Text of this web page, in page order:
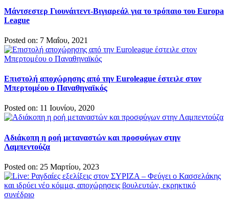
Μάντσεστερ Γιουνάιτεντ-Βιγιαρεάλ για το τρόπαιο του Europa
League
Posted on: 7 Μαΐου, 2021
Επιστολή αποχώρησης από την Euroleague έστειλε στον
Μπερτομέου ο Παναθηναϊκός
Posted on: 11 Ιουνίου, 2020
Αδιάκοπη η ροή μεταναστών και προσφύγων στην
Λαμπεντούζα
Posted on: 25 Μαρτίου, 2023